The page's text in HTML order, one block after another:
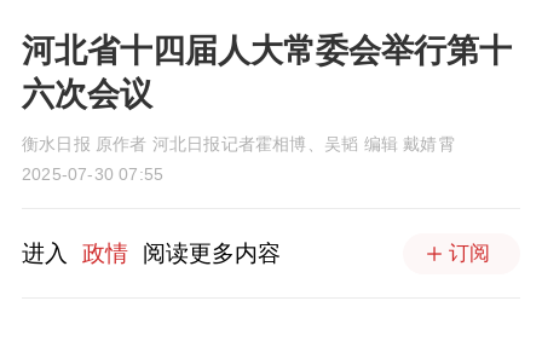
河北省十四届人大常委会举行第十
六次会议
衡水日报 原作者 河北日报记者霍相博、吴韬 编辑 戴婧霄
2025-07-30 07:55
进入 政情 阅读更多内容 订阅